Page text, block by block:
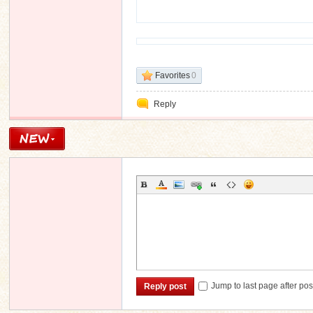
Favorites0
Reply
Reply post Jump to last page after